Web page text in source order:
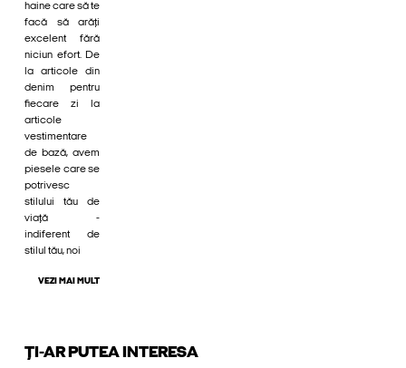
haine care să te
facă să arăți
excelent fără
niciun efort. De
la articole din
denim pentru
fiecare zi la
articole
vestimentare
de bază, avem
piesele care se
potrivesc
stilului tău de
viață -
indiferent de
stilul tău, noi
VEZI MAI MULT
ȚI-AR PUTEA INTERESA